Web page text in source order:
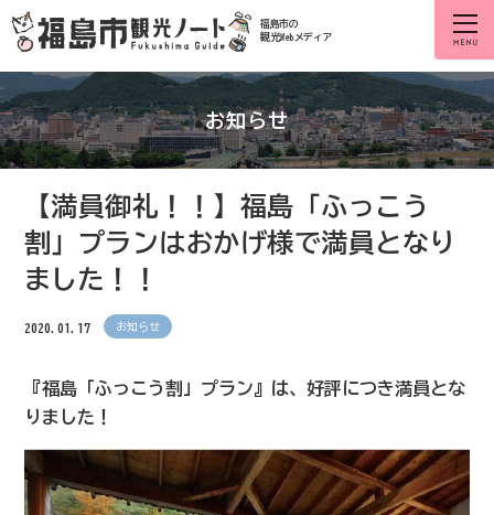
福島市の
観光Webメディア
お知らせ
【満員御礼！！】福島「ふっこう
割」プランはおかげ様で満員となり
ました！！
2020.01.17 お知らせ
『福島「ふっこう割」プラン』は、好評につき満員とな
りました！